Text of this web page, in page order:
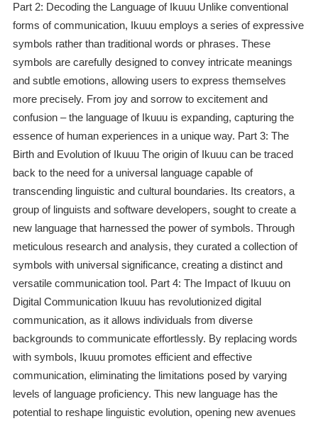
Part 2: Decoding the Language of Ikuuu Unlike conventional
forms of communication, Ikuuu employs a series of expressive
symbols rather than traditional words or phrases. These
symbols are carefully designed to convey intricate meanings
and subtle emotions, allowing users to express themselves
more precisely. From joy and sorrow to excitement and
confusion – the language of Ikuuu is expanding, capturing the
essence of human experiences in a unique way. Part 3: The
Birth and Evolution of Ikuuu The origin of Ikuuu can be traced
back to the need for a universal language capable of
transcending linguistic and cultural boundaries. Its creators, a
group of linguists and software developers, sought to create a
new language that harnessed the power of symbols. Through
meticulous research and analysis, they curated a collection of
symbols with universal significance, creating a distinct and
versatile communication tool. Part 4: The Impact of Ikuuu on
Digital Communication Ikuuu has revolutionized digital
communication, as it allows individuals from diverse
backgrounds to communicate effortlessly. By replacing words
with symbols, Ikuuu promotes efficient and effective
communication, eliminating the limitations posed by varying
levels of language proficiency. This new language has the
potential to reshape linguistic evolution, opening new avenues